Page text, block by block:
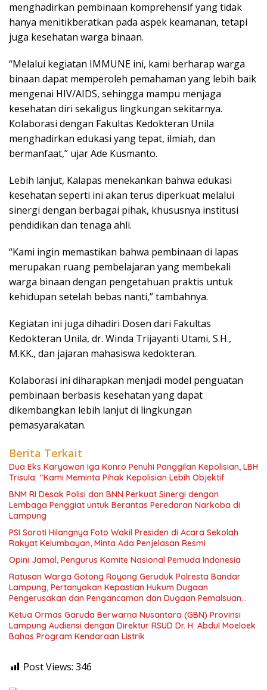
menghadirkan pembinaan komprehensif yang tidak
hanya menitikberatkan pada aspek keamanan, tetapi
juga kesehatan warga binaan.
“Melalui kegiatan IMMUNE ini, kami berharap warga
binaan dapat memperoleh pemahaman yang lebih baik
mengenai HIV/AIDS, sehingga mampu menjaga
kesehatan diri sekaligus lingkungan sekitarnya.
Kolaborasi dengan Fakultas Kedokteran Unila
menghadirkan edukasi yang tepat, ilmiah, dan
bermanfaat,” ujar Ade Kusmanto.
Lebih lanjut, Kalapas menekankan bahwa edukasi
kesehatan seperti ini akan terus diperkuat melalui
sinergi dengan berbagai pihak, khususnya institusi
pendidikan dan tenaga ahli.
“Kami ingin memastikan bahwa pembinaan di lapas
merupakan ruang pembelajaran yang membekali
warga binaan dengan pengetahuan praktis untuk
kehidupan setelah bebas nanti,” tambahnya.
Kegiatan ini juga dihadiri Dosen dari Fakultas
Kedokteran Unila, dr. Winda Trijayanti Utami, S.H.,
M.KK., dan jajaran mahasiswa kedokteran.
Kolaborasi ini diharapkan menjadi model penguatan
pembinaan berbasis kesehatan yang dapat
dikembangkan lebih lanjut di lingkungan
pemasyarakatan.
Berita Terkait
Dua Eks Karyawan Iga Konro Penuhi Panggilan Kepolisian, LBH
Trisula: “Kami Meminta Pihak Kepolisian Lebih Objektif
BNM RI Desak Polisi dan BNN Perkuat Sinergi dengan
Lembaga Penggiat untuk Berantas Peredaran Narkoba di
Lampung
PSI Soroti Hilangnya Foto Wakil Presiden di Acara Sekolah
Rakyat Kelumbayan, Minta Ada Penjelasan Resmi
Opini Jamal, Pengurus Komite Nasional Pemuda Indonesia
Ratusan Warga Gotong Royong Geruduk Polresta Bandar
Lampung, Pertanyakan Kepastian Hukum Dugaan
Pengerusakan dan Pengancaman dan Dugaan Pemalsuan
Ketua Ormas Garuda Berwarna Nusantara (GBN) Provinsi
Lampung Audiensi dengan Direktur RSUD Dr. H. Abdul Moeloek
Bahas Program Kendaraan Listrik
Post Views: 346